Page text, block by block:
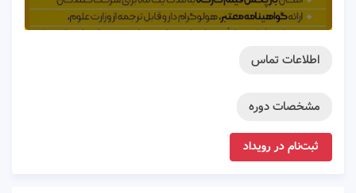
اطلاعات تماس
مشخصات دوره
ثبت‌نام در رویداد